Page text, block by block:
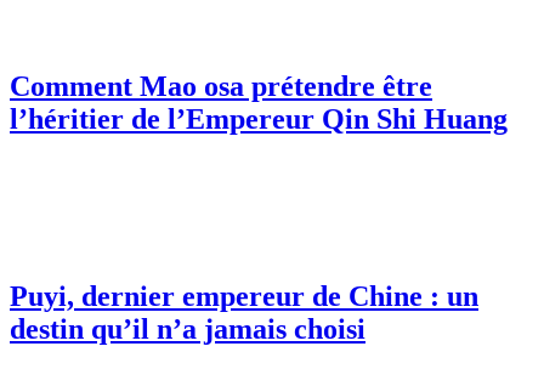
Comment Mao osa prétendre être
l’héritier de l’Empereur Qin Shi Huang
Puyi, dernier empereur de Chine : un
destin qu’il n’a jamais choisi